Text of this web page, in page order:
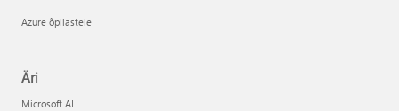
Azure õpilastele
Äri
Microsoft AI